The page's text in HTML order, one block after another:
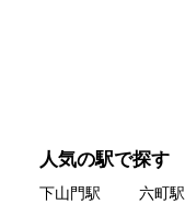
人気の駅で探す
下山門駅
六町駅